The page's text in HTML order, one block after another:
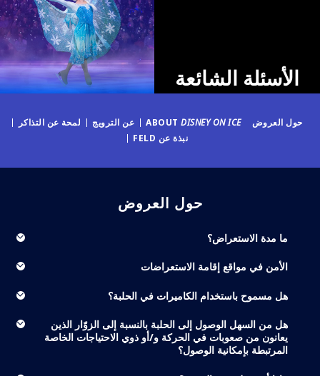
الأسئلة الشائعة
حول العروض ABOUT DISNEY ON ICE عن الترويج
لمحة عن التذاكر
نبذة عن FELD
حول العروض
ما مدة الاستعراض؟
الأمن في مواقع إقامة الاستعراضات
هل مسموح باستخدام الكاميرات في الحلبة؟
هل من السهل الوصول إلى الحلبة بالنسبة إلى الزوّار الذين
يعانون من صعوبات في الحركة و/أو ذوي الاحتياجات الخاصة
المرتبطة بإمكانية الوصول؟